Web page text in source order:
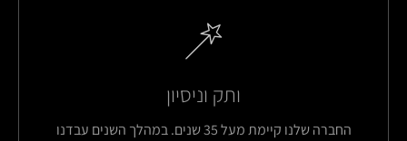
ותק וניסיון
החברה שלנו קיימת מעל 35 שנים. במהלך השנים עבדנו